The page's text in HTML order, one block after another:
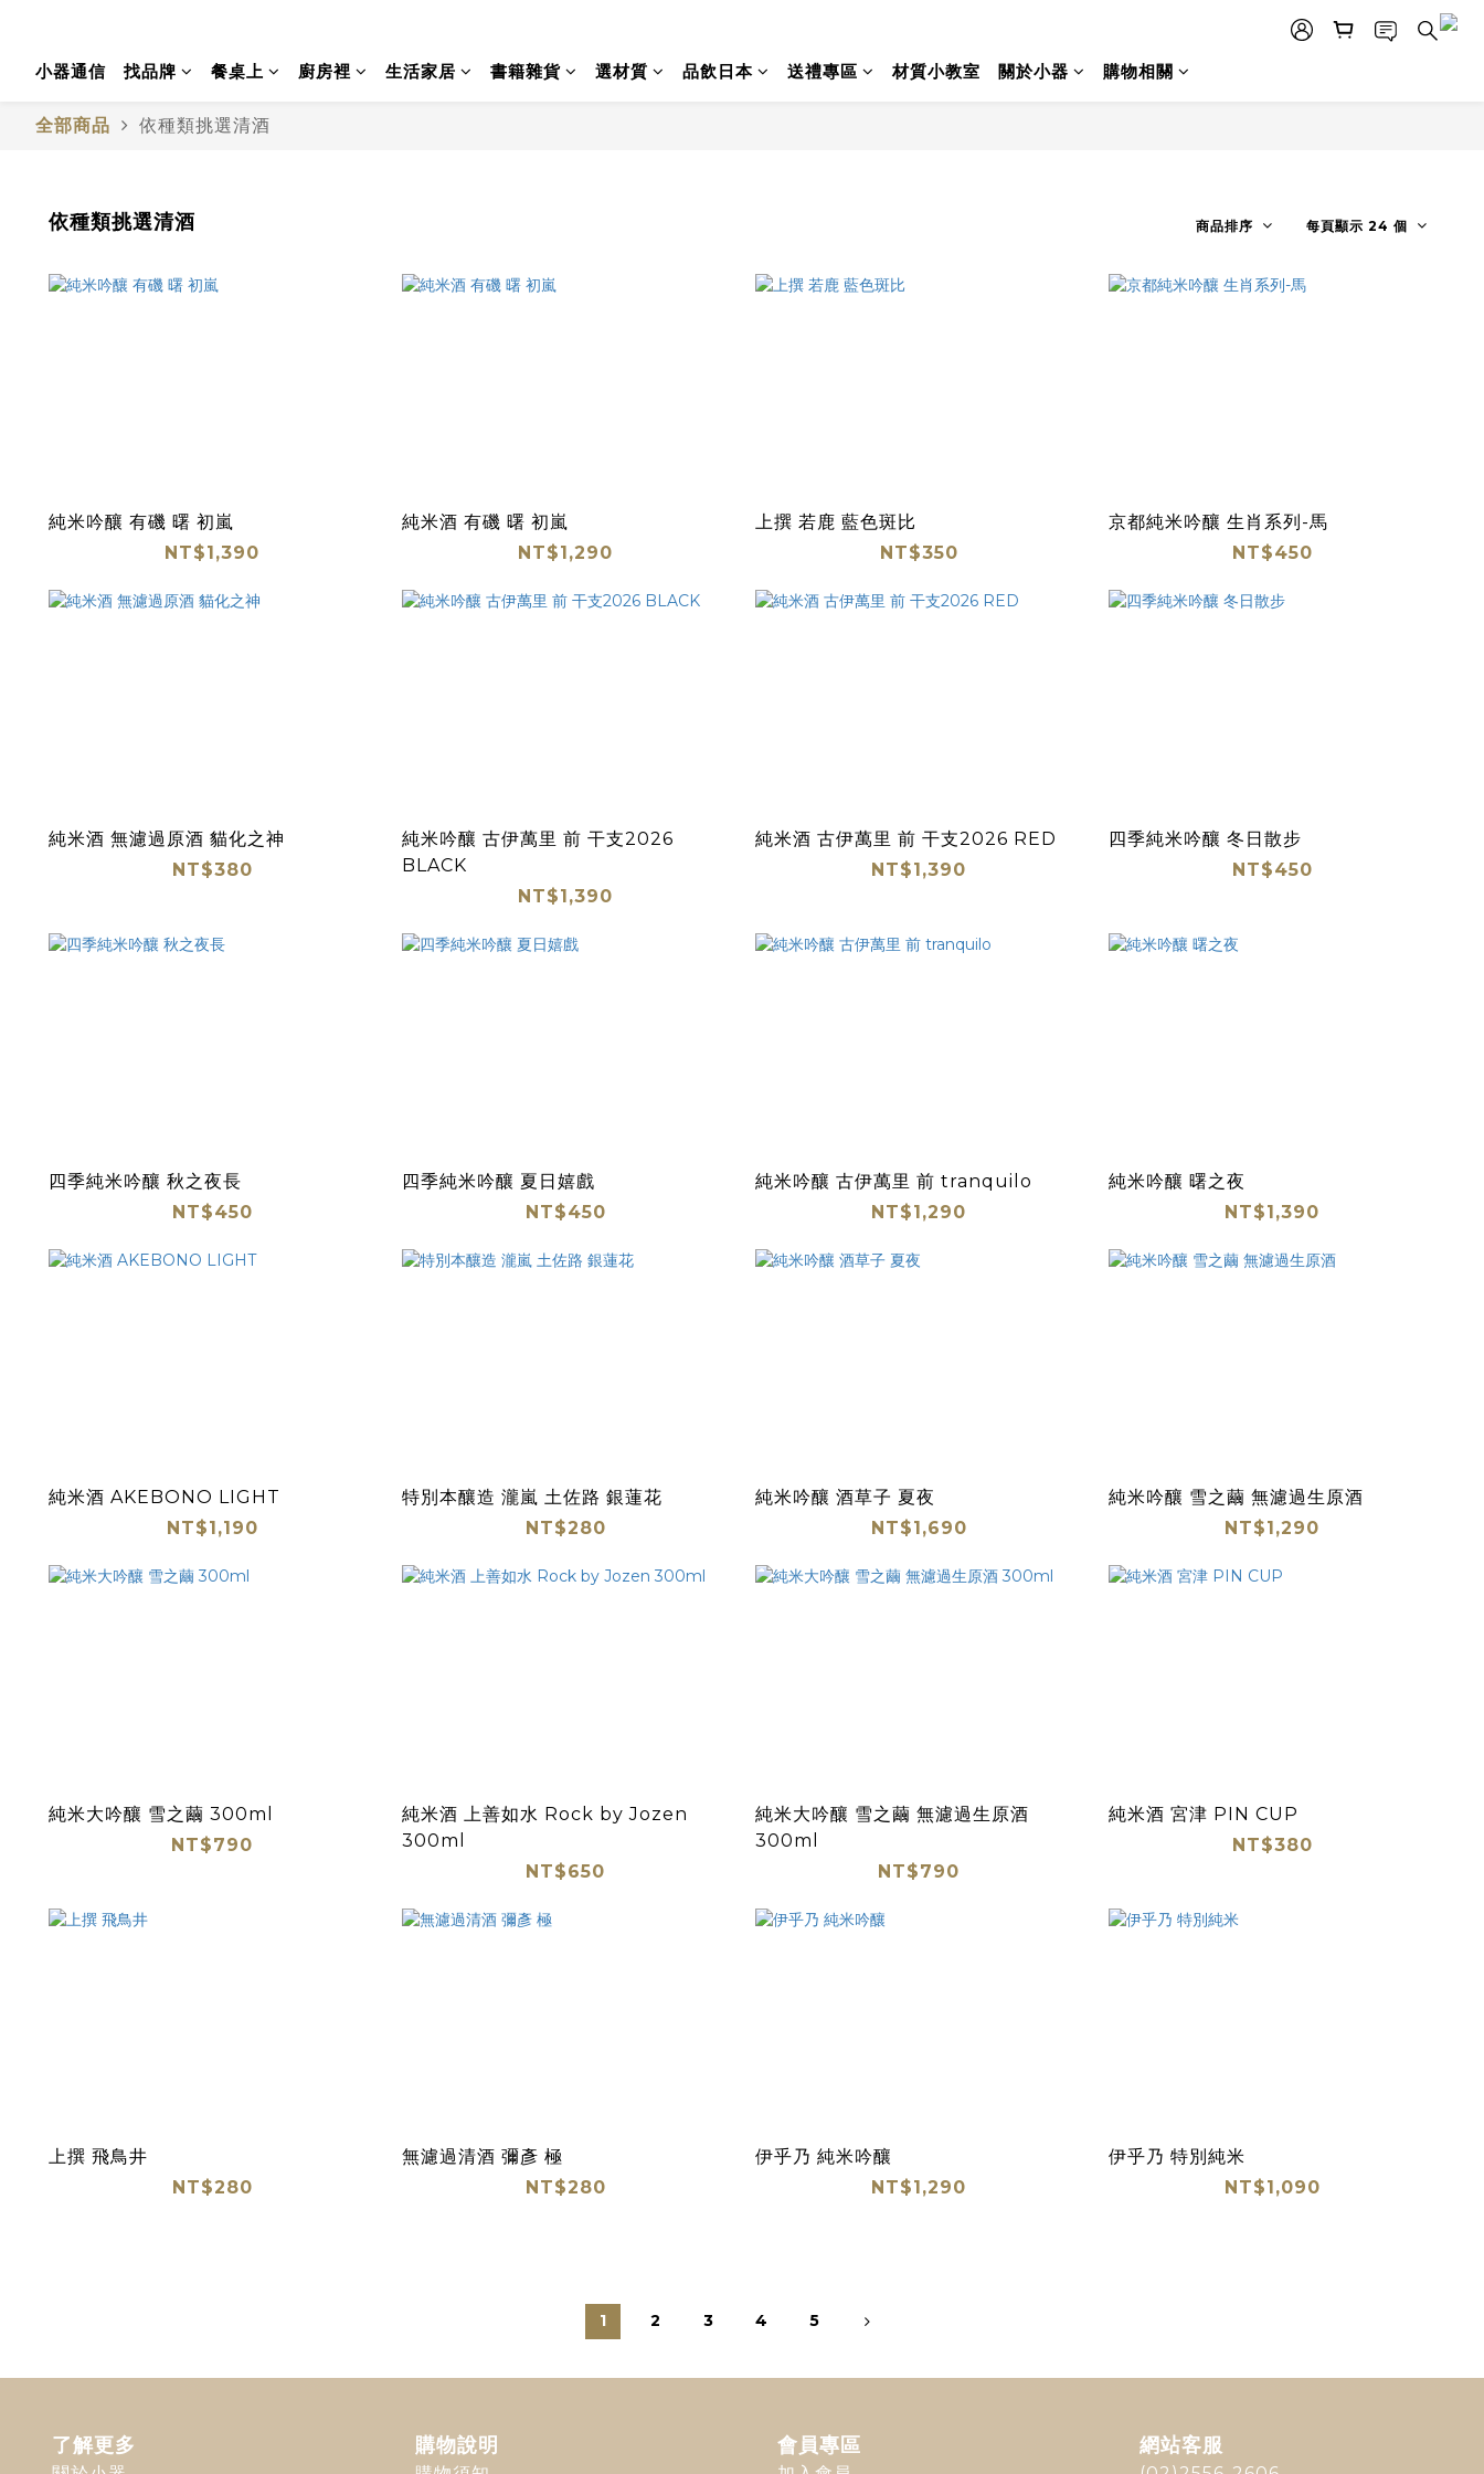
小器通信 找品牌 餐桌上 廚房裡 生活家居 書籍雜貨 選材質 品飲日本 送禮專區 材質小教室 關於小器 購物相關
全部商品 依種類挑選清酒
依種類挑選清酒 商品排序 每頁顯示 24 個
純米吟釀 有磯 曙 初嵐
NT$1,390
純米酒 有磯 曙 初嵐
NT$1,290
上撰 若鹿 藍色斑比
NT$350
京都純米吟釀 生肖系列-馬
NT$450
純米酒 無濾過原酒 貓化之神
NT$380
純米吟釀 古伊萬里 前 干支2026
BLACK
NT$1,390
純米酒 古伊萬里 前 干支2026 RED
NT$1,390
四季純米吟釀 冬日散步
NT$450
四季純米吟釀 秋之夜長
NT$450
四季純米吟釀 夏日嬉戲
NT$450
純米吟釀 古伊萬里 前 tranquilo
NT$1,290
純米吟釀 曙之夜
NT$1,390
純米酒 AKEBONO LIGHT
NT$1,190
特別本釀造 瀧嵐 土佐路 銀蓮花
NT$280
純米吟釀 酒草子 夏夜
NT$1,690
純米吟釀 雪之繭 無濾過生原酒
NT$1,290
純米大吟釀 雪之繭 300ml
NT$790
純米酒 上善如水 Rock by Jozen
300ml
NT$650
純米大吟釀 雪之繭 無濾過生原酒
300ml
NT$790
純米酒 宮津 PIN CUP
NT$380
上撰 飛鳥井
NT$280
無濾過清酒 彌彥 極
NT$280
伊乎乃 純米吟釀
NT$1,290
伊乎乃 特別純米
NT$1,090
1 2 3 4 5
了解更多 購物說明 會員專區 網站客服